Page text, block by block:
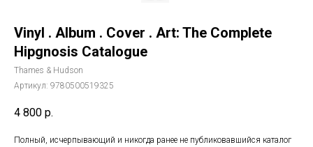
Vinyl . Album . Cover . Art: The Complete
Hipgnosis Catalogue
Thames & Hudson
Артикул: 9780500519325
4 800 р.
Полный, исчерпывающий и никогда ранее не публиковавшийся каталог